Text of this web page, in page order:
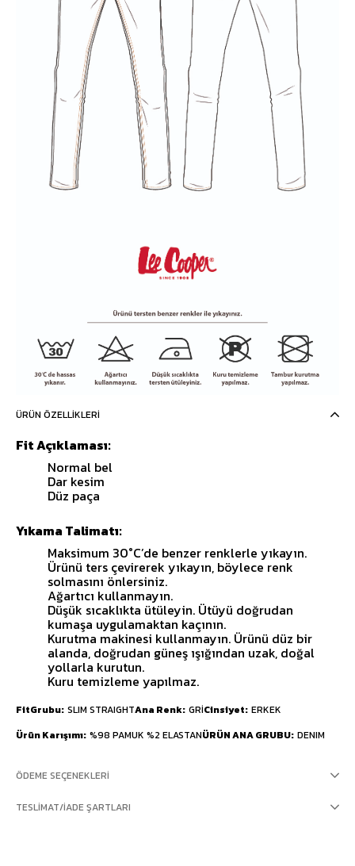
ÜRÜN ÖZELLIKLERI
Fit Açıklaması:
Normal bel
Dar kesim
Düz paça
Yıkama Talimatı:
Maksimum 30°C’de benzer renklerle yıkayın.
Ürünü ters çevirerek yıkayın, böylece renk
solmasını önlersiniz.
Ağartıcı kullanmayın.
Düşük sıcaklıkta ütüleyin. Ütüyü doğrudan
kumaşa uygulamaktan kaçının.
Kurutma makinesi kullanmayın. Ürünü düz bir
alanda, doğrudan güneş ışığından uzak, doğal
yollarla kurutun.
Kuru temizleme yapılmaz.
FitGrubu SLIM STRAIGHTAna Renk GRİCinsiyet ERKEK
Ürün Karışımı %98 PAMUK %2 ELASTANÜRÜN ANA GRUBU DENIM
ÖDEME SEÇENEKLERI
TESLIMAT/İADE ŞARTLARI